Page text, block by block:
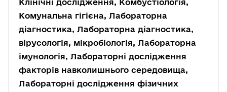
Клінічні дослідження, Комбустіологія,
Комунальна гігієна, Лабораторна
діагностика, Лабораторна діагностика,
вірусологія, мікробіологія, Лабораторна
імунологія, Лабораторні дослідження
факторів навколишнього середовища,
Лабораторні дослідження фізичних